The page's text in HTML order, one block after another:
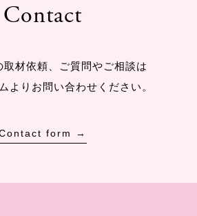
Contact
取材依頼、ご質問やご相談は
よりお問い合わせください。
form →